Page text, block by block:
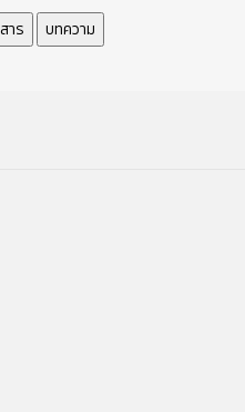
าร บทความ